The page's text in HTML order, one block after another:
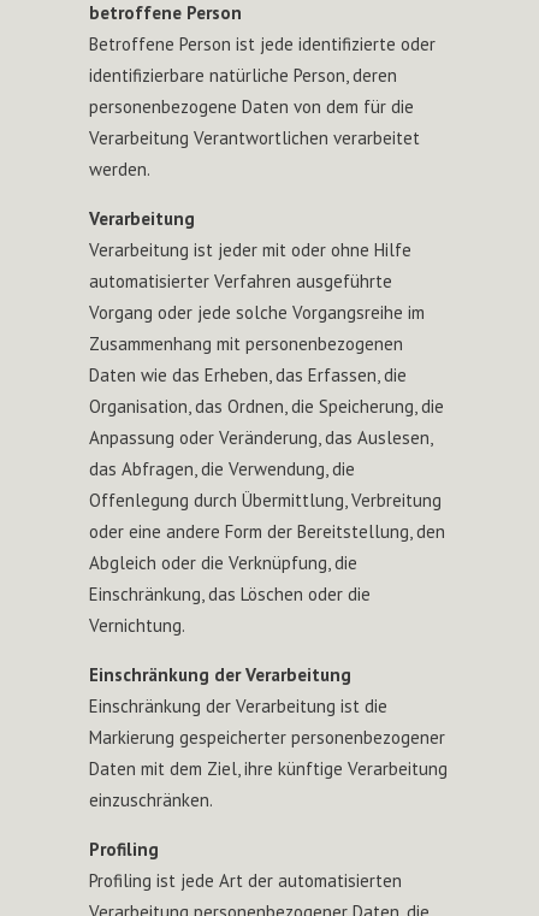
betroffene Person
Betroffene Person ist jede identifizierte oder
identifizierbare natürliche Person, deren
personenbezogene Daten von dem für die
Verarbeitung Verantwortlichen verarbeitet
werden.
Verarbeitung
Verarbeitung ist jeder mit oder ohne Hilfe
automatisierter Verfahren ausgeführte
Vorgang oder jede solche Vorgangsreihe im
Zusammenhang mit personenbezogenen
Daten wie das Erheben, das Erfassen, die
Organisation, das Ordnen, die Speicherung, die
Anpassung oder Veränderung, das Auslesen,
das Abfragen, die Verwendung, die
Offenlegung durch Übermittlung, Verbreitung
oder eine andere Form der Bereitstellung, den
Abgleich oder die Verknüpfung, die
Einschränkung, das Löschen oder die
Vernichtung.
Einschränkung der Verarbeitung
Einschränkung der Verarbeitung ist die
Markierung gespeicherter personenbezogener
Daten mit dem Ziel, ihre künftige Verarbeitung
einzuschränken.
Profiling
Profiling ist jede Art der automatisierten